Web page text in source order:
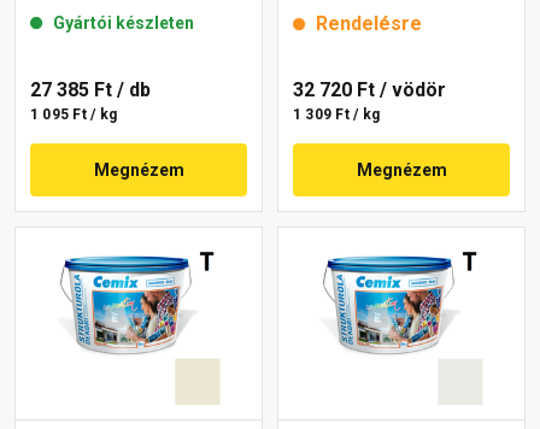
fehér 25 kg
Gyártói készleten
27 385 Ft / db
1 095 Ft / kg
Megnézem
Rendelésre
32 720 Ft / vödör
1 309 Ft / kg
Megnézem